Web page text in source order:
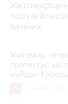
повз
винних
17 липня 2026 р.
Житомир
протестує:
майдан